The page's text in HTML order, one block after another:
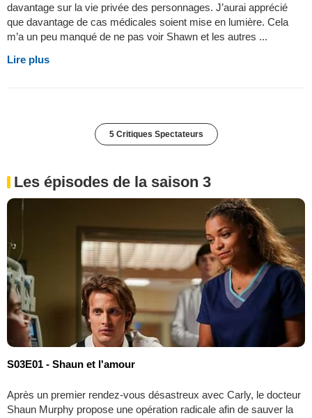
davantage sur la vie privée des personnages. J’aurai apprécié
que davantage de cas médicales soient mise en lumière. Cela
m’a un peu manqué de ne pas voir Shawn et les autres ...
Lire plus
5 Critiques Spectateurs
Les épisodes de la saison 3
S03E01 - Shaun et l'amour
Après un premier rendez-vous désastreux avec Carly, le docteur
Shaun Murphy propose une opération radicale afin de sauver la